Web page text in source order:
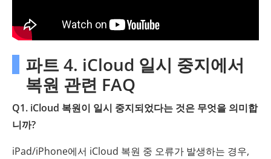
파트 4. iCloud 일시 중지에서
복원 관련 FAQ
Q1. iCloud 복원이 일시 중지되었다는 것은 무엇을 의미합
니까?
iPad/iPhone에서 iCloud 복원 중 오류가 발생하는 경우,